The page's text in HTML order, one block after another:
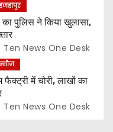
का पुलिस ने किया खुलासा,
Ten News One Desk
में चोरी, लाखों का
Ten News One Desk